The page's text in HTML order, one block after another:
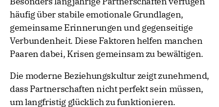
häufig über stabile emotionale Grundlagen,
gemeinsame Erinnerungen und gegenseitige
Verbundenheit. Diese Faktoren helfen manchen
Paaren dabei, Krisen gemeinsam zu bewältigen.
Die moderne Beziehungskultur zeigt zunehmend,
dass Partnerschaften nicht perfekt sein müssen,
um langfristig glücklich zu funktionieren.